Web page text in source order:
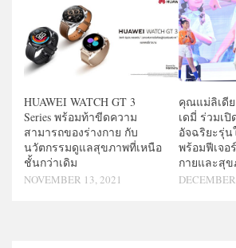
HUAWEI WATCH GT 3
Series พร้อมท้าขีดความ
สามารถของร่างกาย กับ
นวัตกรรมดูแลสุขภาพที่เหนือ
ชั้นกว่าเดิม
NOVEMBER 13, 2021
คุณแม่ลิเดี
เดมี่ ร่วมเ
อัจฉริยะรุ่น
พร้อมฟีเจอ
กายและสุ